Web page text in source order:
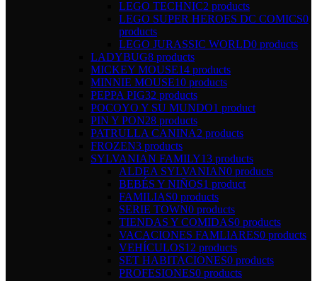
LEGO TECHNIC2 products
LEGO SUPER HEROES DC COMICS0
products
LEGO JURASSIC WORLD0 products
LADYBUG8 products
MICKEY MOUSE14 products
MINNIE MOUSE10 products
PEPPA PIG32 products
POCOYO Y SU MUNDO1 product
PIN Y PON28 products
PATRULLA CANINA2 products
FROZEN3 products
SYLVANIAN FAMILY13 products
ALDEA SYLVANIAN0 products
BEBÉS Y NIÑOS1 product
FAMILIAS0 products
SERIE TOWN0 products
TIENDAS Y COMIDAS0 products
VACACIONES FAMLIARES0 products
VEHÍCULOS12 products
SET HABITACIONES0 products
PROFESIONES0 products